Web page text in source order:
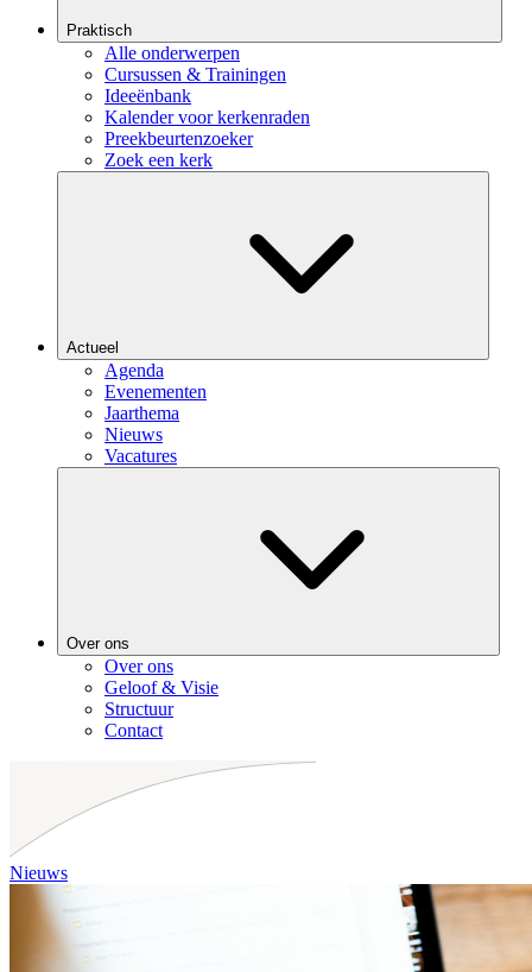
Praktisch
Alle onderwerpen
Cursussen & Trainingen
Ideeënbank
Kalender voor kerkenraden
Preekbeurtenzoeker
Zoek een kerk
Actueel
Agenda
Evenementen
Jaarthema
Nieuws
Vacatures
Over ons
Over ons
Geloof & Visie
Structuur
Contact
Nieuws